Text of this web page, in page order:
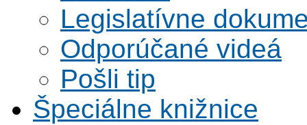
Legislatívne
Odporúčané videá
Pošli tip
Špeciálne knižnice